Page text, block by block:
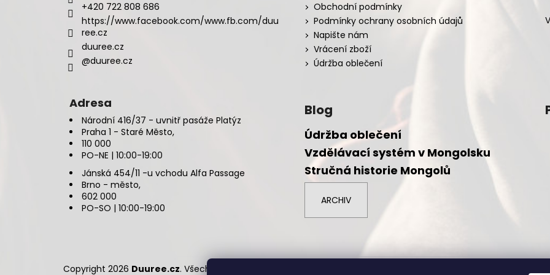
+420 722 808 686
https://www.facebook.com/www.fb.com/duu
ree.cz
duuree.cz
@duuree.cz
Obchodní podmínky
Podmínky ochrany osobních údajů
Napište nám
Vrácení zboží
Údržba oblečení
Adresa
Národní 416/37 - uvnitř pasáže Platýz
Praha 1 - Staré Město,
110 000
PO-NE | 10:00-19:00
Jánská 454/11 -u vchodu Alfa Passage
Brno - město,
602 000
PO-SO | 10:00-19:00
Blog
Údržba oblečení
Vzdělávací systém v Mongolsku
Stručná historie Mongolů
ARCHIV
Copyright 2026 Duuree.cz. Všechna práva vyhrazena.